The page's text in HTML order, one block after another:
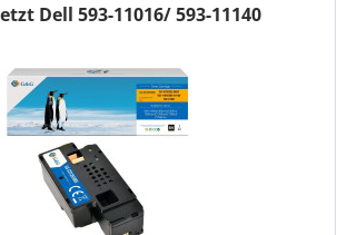
Dell 593-11016/ 593-11140